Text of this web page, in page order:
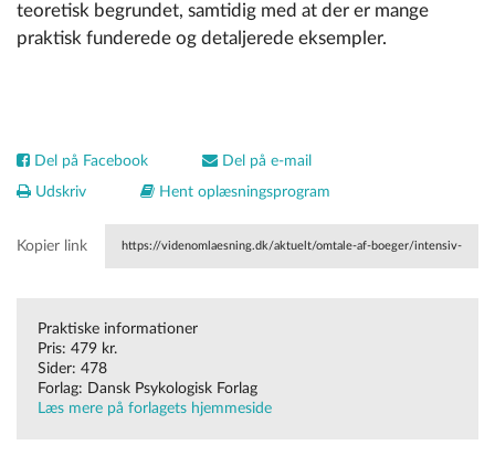
teoretisk begrundet, samtidig med at der er mange
praktisk funderede og detaljerede eksempler.
Del på Facebook
Del på e-mail
Udskriv
Hent oplæsningsprogram
Kopier link https://videnomlaesning.dk/aktuelt/omtale-af-boeger/intensiv-
Praktiske informationer
Pris: 479 kr.
Sider: 478
Forlag: Dansk Psykologisk Forlag
Læs mere på forlagets hjemmeside